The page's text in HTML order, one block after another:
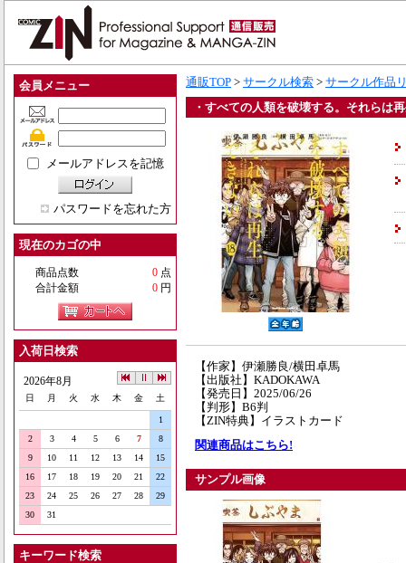
会員メニュー
メールアドレスを記憶
パスワードを忘れた方
現在のカゴの中
商品点数 0 点
合計金額
0 円
入荷日検索
2026年8月
日 月 火 水 木 金 土
1
2
3 4 5 6 7
8
9
10 11 12 13 14
15
16
17 18 19 20 21
22
23
24 25 26 27 28
29
30
31
キーワード検索
通販TOP > サークル検索 > サークル作品
・すべての人類を破壊する。それらは
【作家】伊瀬勝良/横田卓馬
【出版社】KADOKAWA
【発売日】2025/06/26
【判形】B6判
【ZIN特典】イラストカード
関連商品はこちら!
サンプル画像